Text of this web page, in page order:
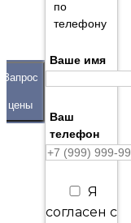
Запрос
цены
по
телефону
Ваше имя
Ваш
телефон
Я
согласен с